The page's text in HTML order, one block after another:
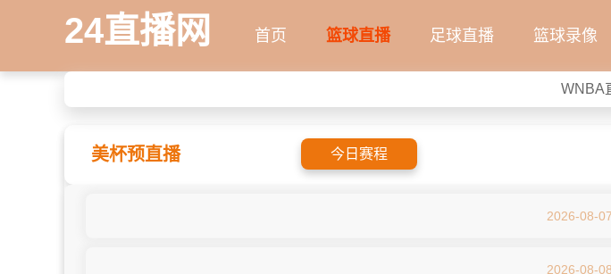
24直播网 首页 篮球直播 足球直播 篮球录像
WNBA
美杯预直播 今日赛程
2026-08-
2026-08-